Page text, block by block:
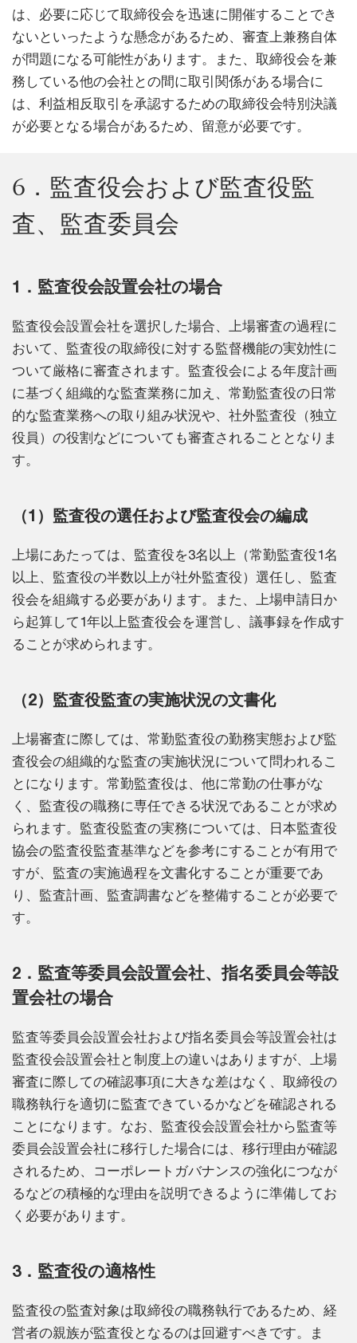
は、必要に応じて取締役会を迅速に開催することでき
ないといったような懸念があるため、審査上兼務自体
が問題になる可能性があります。また、取締役会を兼
務している他の会社との間に取引関係がある場合に
は、利益相反取引を承認するための取締役会特別決議
が必要となる場合があるため、留意が必要です。
6．監査役会および監査役監
査、監査委員会
1．監査役会設置会社の場合
監査役会設置会社を選択した場合、上場審査の過程に
おいて、監査役の取締役に対する監督機能の実効性に
ついて厳格に審査されます。監査役会による年度計画
に基づく組織的な監査業務に加え、常勤監査役の日常
的な監査業務への取り組み状況や、社外監査役（独立
役員）の役割などについても審査されることとなりま
す。
（1）監査役の選任および監査役会の編成
上場にあたっては、監査役を3名以上（常勤監査役1名
以上、監査役の半数以上が社外監査役）選任し、監査
役会を組織する必要があります。また、上場申請日か
ら起算して1年以上監査役会を運営し、議事録を作成す
ることが求められます。
（2）監査役監査の実施状況の文書化
上場審査に際しては、常勤監査役の勤務実態および監
査役会の組織的な監査の実施状況について問われるこ
とになります。常勤監査役は、他に常勤の仕事がな
く、監査役の職務に専任できる状況であることが求め
られます。監査役監査の実務については、日本監査役
協会の監査役監査基準などを参考にすることが有用で
すが、監査の実施過程を文書化することが重要であ
り、監査計画、監査調書などを整備することが必要で
す。
2．監査等委員会設置会社、指名委員会等設
置会社の場合
監査等委員会設置会社および指名委員会等設置会社は
監査役会設置会社と制度上の違いはありますが、上場
審査に際しての確認事項に大きな差はなく、取締役の
職務執行を適切に監査できているかなどを確認される
ことになります。なお、監査役会設置会社から監査等
委員会設置会社に移行した場合には、移行理由が確認
されるため、コーポレートガバナンスの強化につなが
るなどの積極的な理由を説明できるように準備してお
く必要があります。
3．監査役の適格性
監査役の監査対象は取締役の職務執行であるため、経
営者の親族が監査役となるのは回避すべきです。ま